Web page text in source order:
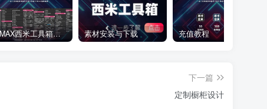
3DMAX西米工具箱下载 素材安装与下载 充值教程
下一篇
定制橱柜设计